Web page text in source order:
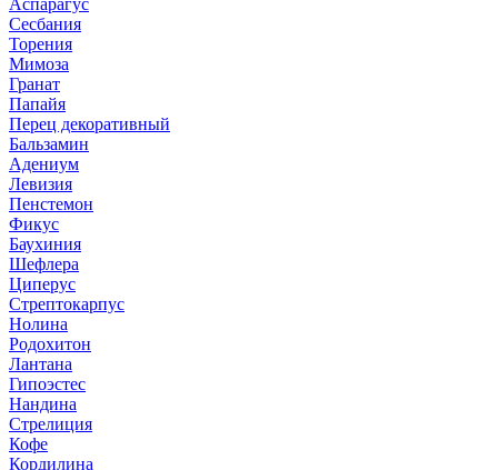
Аспарагус
Сесбания
Торения
Мимоза
Гранат
Папайя
Перец декоративный
Бальзамин
Адениум
Левизия
Пенстемон
Фикус
Баухиния
Шефлера
Циперус
Стрептокарпус
Нолина
Родохитон
Лантана
Гипоэстес
Нандина
Стрелиция
Кофе
Кордилина